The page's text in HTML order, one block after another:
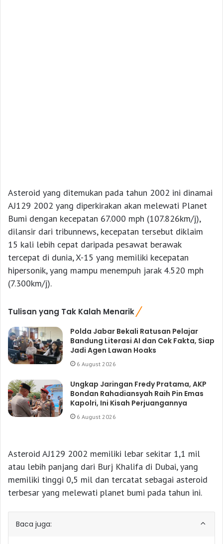
Asteroid yang ditemukan pada tahun 2002 ini dinamai
AJ129 2002 yang diperkirakan akan melewati Planet
Bumi dengan kecepatan 67.000 mph (107.826km/j),
dilansir dari tribunnews, kecepatan tersebut diklaim
15 kali lebih cepat daripada pesawat berawak
tercepat di dunia, X-15 yang memiliki kecepatan
hipersonik, yang mampu menempuh jarak 4.520 mph
(7.300km/j).
Tulisan yang Tak Kalah Menarik
Polda Jabar Bekali Ratusan Pelajar
Bandung Literasi AI dan Cek Fakta, Siap
Jadi Agen Lawan Hoaks
6 August 2026
Ungkap Jaringan Fredy Pratama, AKP
Bondan Rahadiansyah Raih Pin Emas
Kapolri, Ini Kisah Perjuangannya
6 August 2026
Asteroid AJ129 2002 memiliki lebar sekitar 1,1 mil
atau lebih panjang dari Burj Khalifa di Dubai, yang
memiliki tinggi 0,5 mil dan tercatat sebagai asteroid
terbesar yang melewati planet bumi pada tahun ini.
Baca juga: